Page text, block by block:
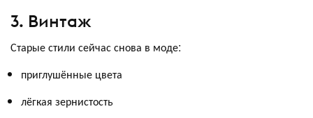
3. Винтаж
Старые стили сейчас снова в моде:
приглушённые цвета
лёгкая зернистость